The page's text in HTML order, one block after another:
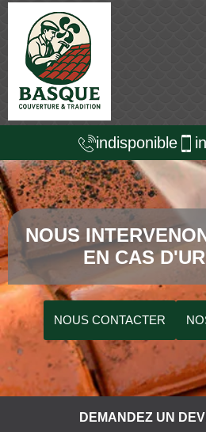
indisponible
NOUS
EN CAS
NOUS CONTACTER
DEMANDEZ UN